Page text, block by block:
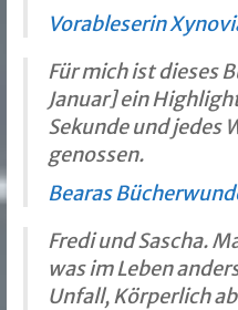
Vorableserin
Für mich ist dieses
Januar] ein
Sekunde und jedes
genossen.
Bearas
Fredi und Sascha.
was im Leben
Unfall, Körperlich